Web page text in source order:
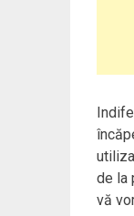
de la
vă